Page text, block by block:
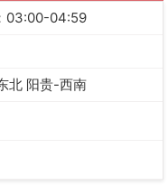
03:00-04:59
北 阳贵-西南